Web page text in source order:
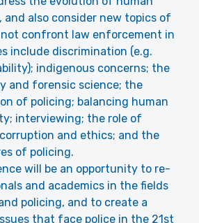
and also consider new topics of
confront law enforcement in
include discrimination (e.g.
indigenous concerns; the
and forensic science; the
of policing; balancing human
interviewing; the role of
and ethics; and the
of policing.
will be an opportunity to re-
and academics in the fields
policing, and to create a
that face police in the 21st